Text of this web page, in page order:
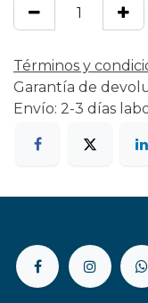
Términos y
Garantía de
Envío: 2-3 días